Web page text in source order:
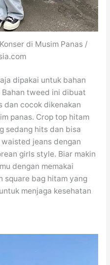
di Musim Panas /
dipakai untuk bahan
tweed ini dibuat
dan cocok dikenakan
panas. Crop top hitam
sedang hits dan bisa
jeans dengan
girls style. Biar makin
dengan memakai
square bag hitam yang
menjaga kesehatan